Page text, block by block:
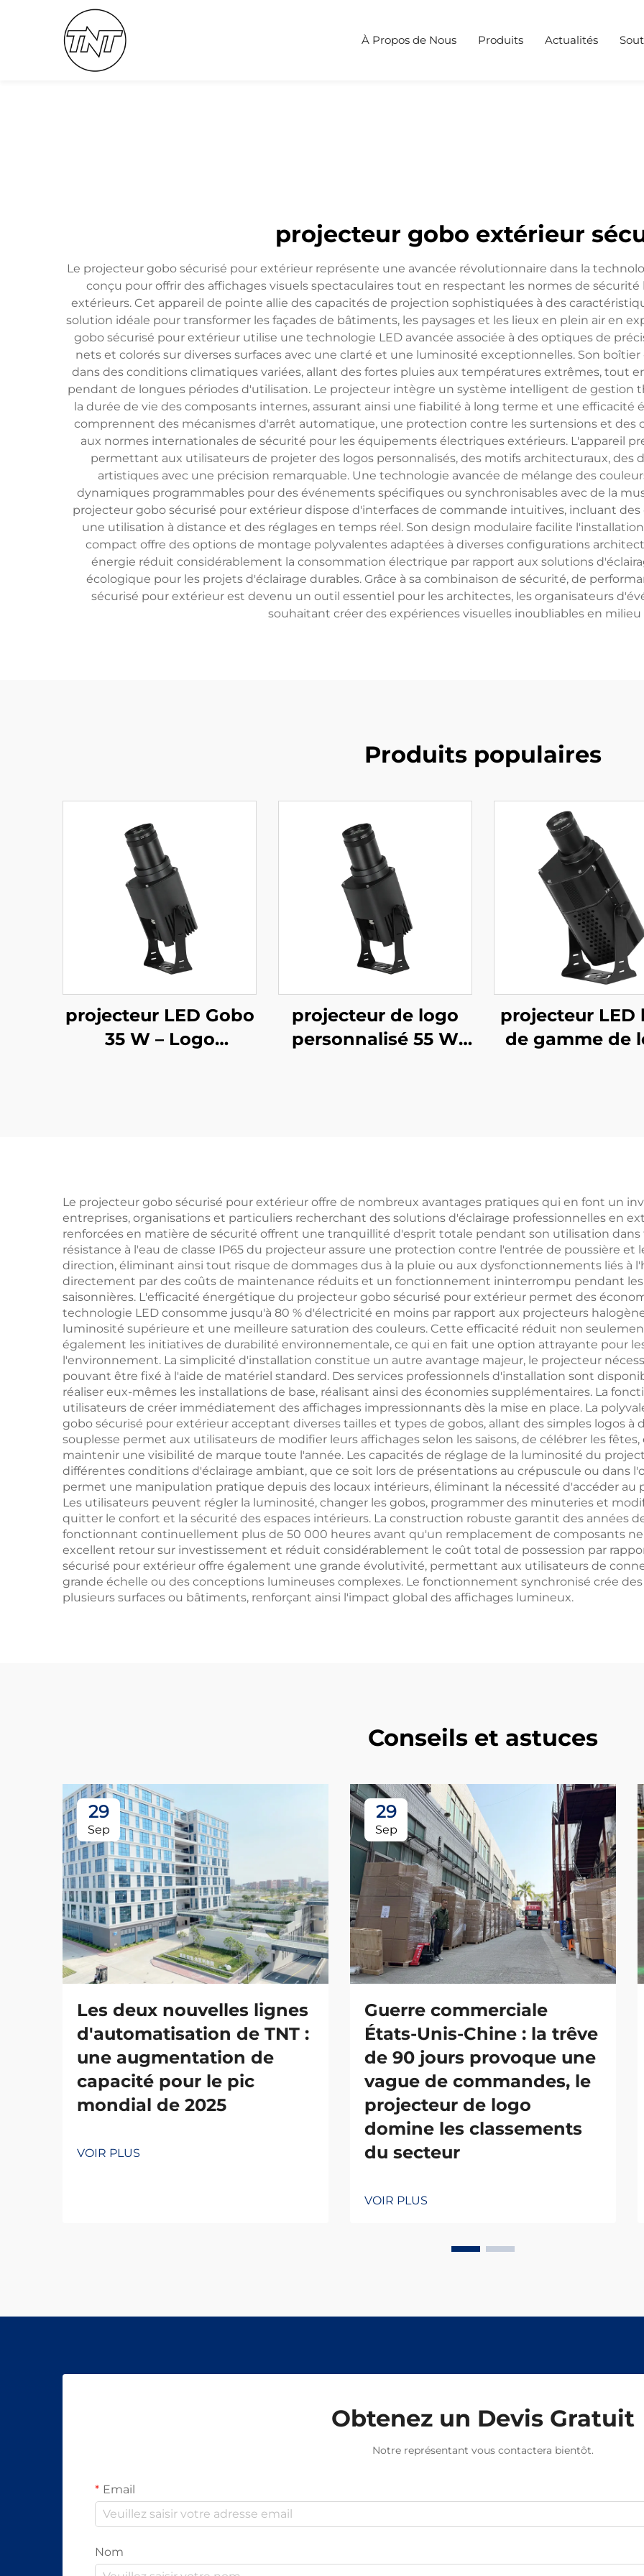
À Propos de Nous Produits Actualités
projecteur gobo extérieur
Le projecteur gobo sécurisé pour extérieur représente une avancée révolutionnaire dans la
conçu pour offrir des affichages visuels spectaculaires tout en respectant les normes de
extérieurs. Cet appareil de pointe allie des capacités de projection sophistiquées à des
solution idéale pour transformer les façades de bâtiments, les paysages et les lieux en plein air en
gobo sécurisé pour extérieur utilise une technologie LED avancée associée à des optiques de
nets et colorés sur diverses surfaces avec une clarté et une luminosité exceptionnelles. Son
dans des conditions climatiques variées, allant des fortes pluies aux températures extrêmes, tout
pendant de longues périodes d'utilisation. Le projecteur intègre un système intelligent de gestion
la durée de vie des composants internes, assurant ainsi une fiabilité à long terme et une efficacité
comprennent des mécanismes d'arrêt automatique, une protection contre les surtensions et des
aux normes internationales de sécurité pour les équipements électriques extérieurs. L'appareil
permettant aux utilisateurs de projeter des logos personnalisés, des motifs architecturaux, des
artistiques avec une précision remarquable. Une technologie avancée de mélange des
dynamiques programmables pour des événements spécifiques ou synchronisables avec de la
projecteur gobo sécurisé pour extérieur dispose d'interfaces de commande intuitives, incluant
une utilisation à distance et des réglages en temps réel. Son design modulaire facilite
compact offre des options de montage polyvalentes adaptées à diverses configurations
énergie réduit considérablement la consommation électrique par rapport aux solutions
écologique pour les projets d'éclairage durables. Grâce à sa combinaison de sécurité, de
sécurisé pour extérieur est devenu un outil essentiel pour les architectes, les organisateurs
souhaitant créer des expériences visuelles inoubliables en milieu
Produits populaires
projecteur LED Gobo
35 W – Logo
projecteur de logo
personnalisé 55 W
projecteur LED
de gamme de
Le projecteur gobo sécurisé pour extérieur offre de nombreux avantages pratiques qui en font un
entreprises, organisations et particuliers recherchant des solutions d'éclairage professionnelles en
renforcées en matière de sécurité offrent une tranquillité d'esprit totale pendant son utilisation
résistance à l'eau de classe IP65 du projecteur assure une protection contre l'entrée de poussière
direction, éliminant ainsi tout risque de dommages dus à la pluie ou aux dysfonctionnements liés à
directement par des coûts de maintenance réduits et un fonctionnement ininterrompu pendant
saisonnières. L'efficacité énergétique du projecteur gobo sécurisé pour extérieur permet des
technologie LED consomme jusqu'à 80 % d'électricité en moins par rapport aux projecteurs
luminosité supérieure et une meilleure saturation des couleurs. Cette efficacité réduit non
également les initiatives de durabilité environnementale, ce qui en fait une option attrayante pour
l'environnement. La simplicité d'installation constitue un autre avantage majeur, le projecteur
pouvant être fixé à l'aide de matériel standard. Des services professionnels d'installation sont
réaliser eux-mêmes les installations de base, réalisant ainsi des économies supplémentaires. La
utilisateurs de créer immédiatement des affichages impressionnants dès la mise en place. La
gobo sécurisé pour extérieur acceptant diverses tailles et types de gobos, allant des simples logos
souplesse permet aux utilisateurs de modifier leurs affichages selon les saisons, de célébrer les
maintenir une visibilité de marque toute l'année. Les capacités de réglage de la luminosité du
différentes conditions d'éclairage ambiant, que ce soit lors de présentations au crépuscule ou dans
permet une manipulation pratique depuis des locaux intérieurs, éliminant la nécessité d'accéder au
Les utilisateurs peuvent régler la luminosité, changer les gobos, programmer des minuteries et
quitter le confort et la sécurité des espaces intérieurs. La construction robuste garantit des années
fonctionnant continuellement plus de 50 000 heures avant qu'un remplacement de composants
excellent retour sur investissement et réduit considérablement le coût total de possession par
sécurisé pour extérieur offre également une grande évolutivité, permettant aux utilisateurs de
grande échelle ou des conceptions lumineuses complexes. Le fonctionnement synchronisé crée
plusieurs surfaces ou bâtiments, renforçant ainsi l'impact global des affichages lumineux.
Conseils et astuces
29
Sep
Les deux nouvelles lignes
d'automatisation de TNT :
une augmentation de
capacité pour le pic
mondial de 2025
VOIR PLUS
29
Sep
Guerre commerciale
États-Unis-Chine : la trêve
de 90 jours provoque une
vague de commandes, le
projecteur de logo
domine les classements
du secteur
VOIR PLUS
Obtenez un Devis Gratuit
Notre représentant vous contactera bientôt.
Email
Nom